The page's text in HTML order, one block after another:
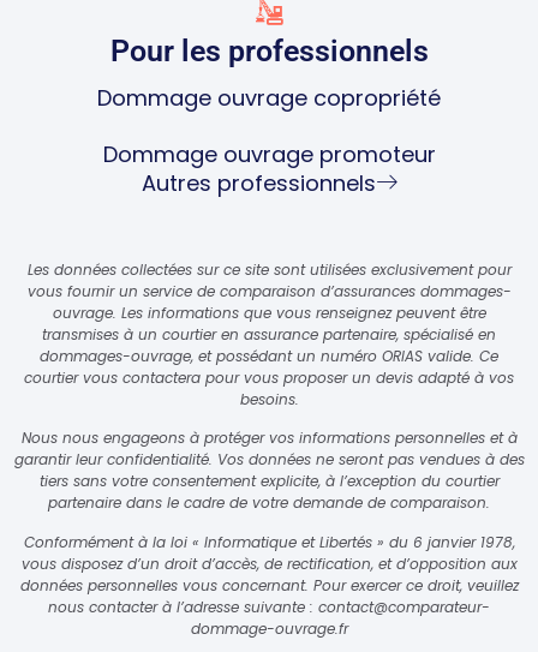
Pour les professionnels
Dommage ouvrage copropriété
Dommage ouvrage promoteur
Autres professionnels
Les données collectées sur ce site sont utilisées exclusivement pour
vous fournir un service de comparaison d’assurances dommages-
ouvrage. Les informations que vous renseignez peuvent être
transmises à un courtier en assurance partenaire, spécialisé en
dommages-ouvrage, et possédant un numéro ORIAS valide. Ce
courtier vous contactera pour vous proposer un devis adapté à vos
besoins.
Nous nous engageons à protéger vos informations personnelles et à
garantir leur confidentialité. Vos données ne seront pas vendues à des
tiers sans votre consentement explicite, à l’exception du courtier
partenaire dans le cadre de votre demande de comparaison.
Conformément à la loi « Informatique et Libertés » du 6 janvier 1978,
vous disposez d’un droit d’accès, de rectification, et d’opposition aux
données personnelles vous concernant. Pour exercer ce droit, veuillez
nous contacter à l’adresse suivante : contact@comparateur-
dommage-ouvrage.fr